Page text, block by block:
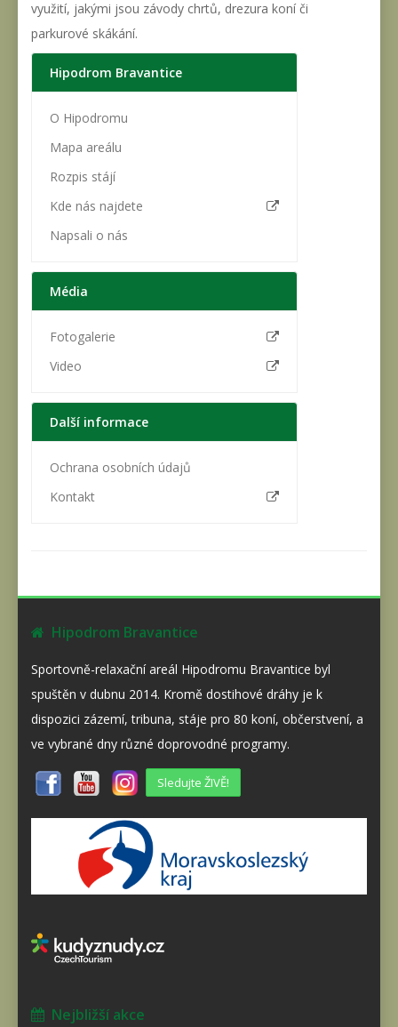
využití, jakými jsou závody chrtů, drezura koní či
parkurové skákání.
Hipodrom Bravantice
O Hipodromu
Mapa areálu
Rozpis stájí
Kde nás najdete
Napsali o nás
Média
Fotogalerie
Video
Další informace
Ochrana osobních údajů
Kontakt
Hipodrom Bravantice
Sportovně-relaxační areál Hipodromu Bravantice byl
spuštěn v dubnu 2014. Kromě dostihové dráhy je k
dispozici zázemí, tribuna, stáje pro 80 koní, občerstvení, a
ve vybrané dny různé doprovodné programy.
Sledujte ŽIVĚ!
Nejbližší akce